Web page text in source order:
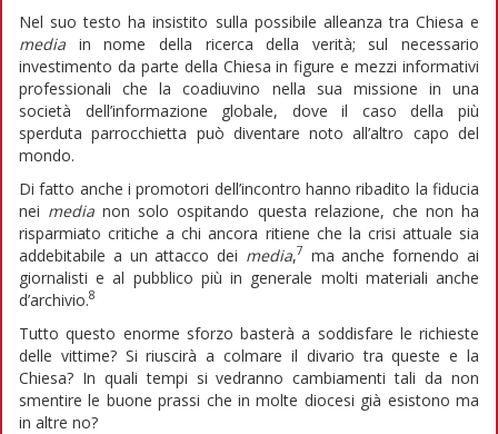
Nel suo testo ha insistito sulla possibile alleanza tra Chiesa e
media in nome della ricerca della verità; sul necessario
investimento da parte della Chiesa in figure e mezzi informativi
professionali che la coadiuvino nella sua missione in una
società dell’informazione globale, dove il caso della più
sperduta parrocchietta può diventare noto all’altro capo del
mondo.
Di fatto anche i promotori dell’incontro hanno ribadito la fiducia
nei media non solo ospitando questa relazione, che non ha
risparmiato critiche a chi ancora ritiene che la crisi attuale sia
addebitabile a un attacco dei media,7 ma anche fornendo ai
giornalisti e al pubblico più in generale molti materiali anche
d’archivio.8
Tutto questo enorme sforzo basterà a soddisfare le richieste
delle vittime? Si riuscirà a colmare il divario tra queste e la
Chiesa? In quali tempi si vedranno cambiamenti tali da non
smentire le buone prassi che in molte diocesi già esistono ma
in altre no?